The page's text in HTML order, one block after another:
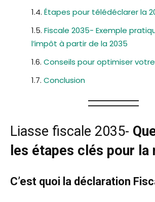
Étapes pour télédéclarer la
Fiscale 2035- Exemple
l’impôt à partir de la 2035
Conseils pour optimiser
Conclusion
Liasse fiscale 2035-
les étapes clés pour la
C’est quoi la déclaration